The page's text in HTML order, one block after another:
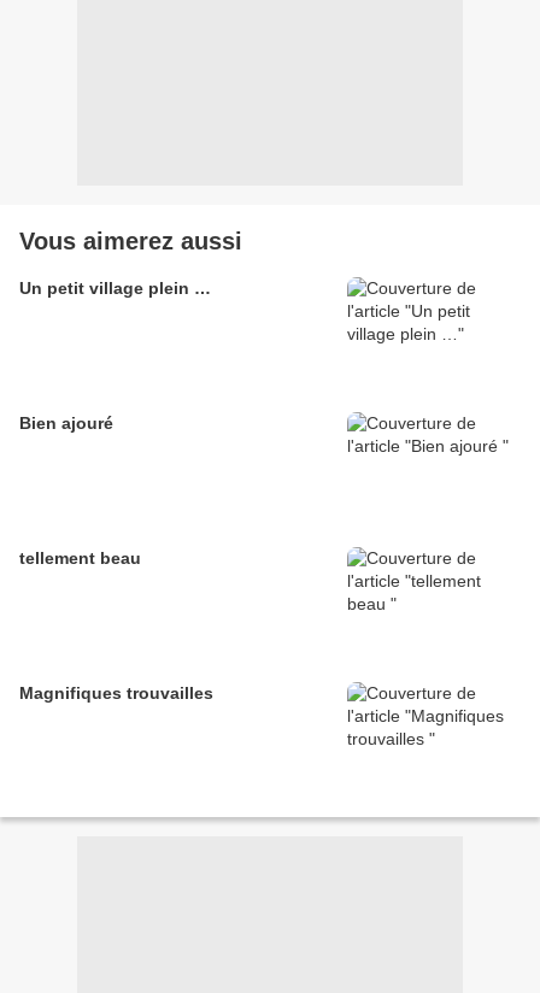
Vous aimerez aussi
Un petit village plein …
Bien ajouré
tellement beau
Magnifiques trouvailles